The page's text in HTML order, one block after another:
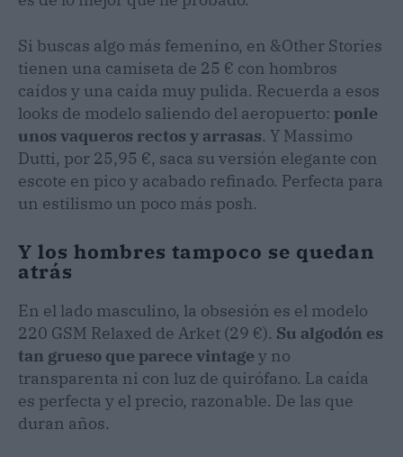
Si buscas algo más femenino, en &Other Stories
tienen una camiseta de 25 € con hombros
caídos y una caída muy pulida. Recuerda a esos
looks de modelo saliendo del aeropuerto: ponle
unos vaqueros rectos y arrasas. Y Massimo
Dutti, por 25,95 €, saca su versión elegante con
escote en pico y acabado refinado. Perfecta para
un estilismo un poco más posh.
Y los hombres tampoco se quedan
atrás
En el lado masculino, la obsesión es el modelo
220 GSM Relaxed de Arket (29 €). Su algodón es
tan grueso que parece vintagey no
transparenta ni con luz de quirófano. La caída
es perfecta y el precio, razonable. De las que
duran años.